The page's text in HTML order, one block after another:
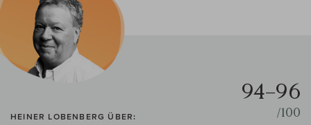
HEINER LOBENBERG ÜBER:
94–96
/100